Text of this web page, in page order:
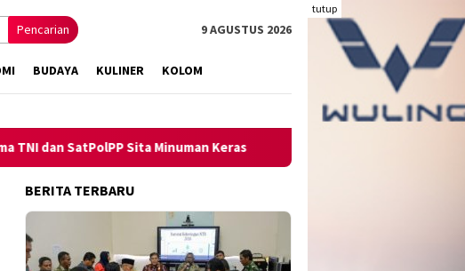
tutup
Pencarian 9 AGUSTUS 2026
BUDAYA KULINER KOLOM
Sita Minuman Keras Pengungkapan Kasus Narkoba
BERITA TERBARU